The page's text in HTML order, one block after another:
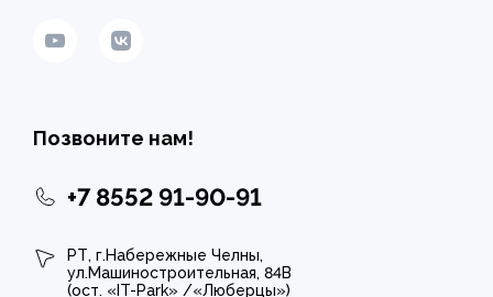
Позвоните нам!
+7 8552 91-90-91
РТ, г.Набережные Челны,
ул.Машиностроительная, 84В
(ост. «IT-Park» /«Люберцы»)